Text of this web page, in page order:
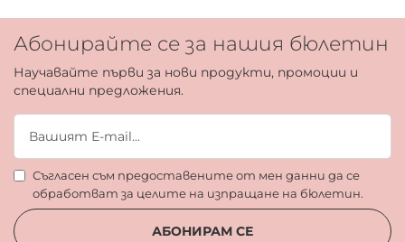
Абонирайте се за нашия бюлетин
Научавайте първи за нови продукти, промоции и
специални предложения.
Съгласен съм предоставените от мен данни да се
обработват за целите на изпращане на бюлетин.
АБОНИРАМ СЕ